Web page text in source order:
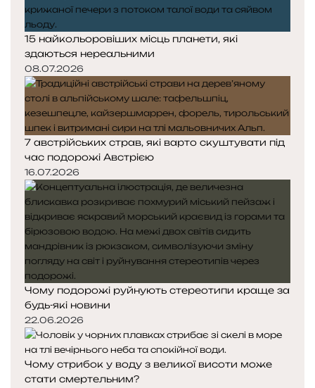
15 найкольоровіших місць планети, які
здаються нереальними
08.07.2026
7 австрійських страв, які варто скуштувати під
час подорожі Австрією
16.07.2026
Чому подорожі руйнують стереотипи краще за
будь-які новини
22.06.2026
Чому стрибок у воду з великої висоти може
стати смертельним?